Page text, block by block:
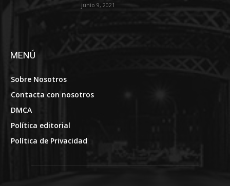
junio 9, 2021
MENÚ
Sobre Nosotros
Contacta con nosotros
DMCA
Política editorial
Política de Privacidad